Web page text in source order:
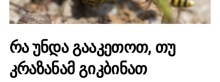
რა უნდა გააკეთოთ, თუ
კრაზანამ გიკბინათ